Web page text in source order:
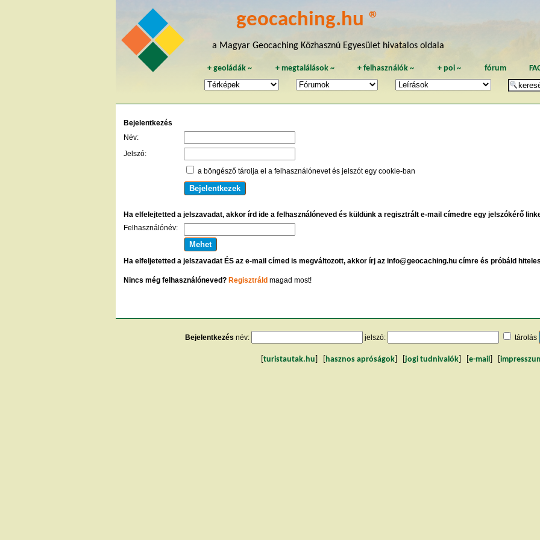
geocaching.hu ®
a Magyar Geocaching Közhasznú Egyesület hivatalos oldala
+geoládák ~ + megtalálások~ +felhasználók ~ + poi~ fórum
Bejelentkezés
Név:
Jelszó:
a böngésző tárolja el a felhasználónevet és jelszót egy cookie-ban
Ha elfelejtetted a jelszavadat, akkor írd ide a felhasználóneved és küldünk a regisztrált e-mail címedre egy jelszókérő
Felhasználónév:
Ha elfeljetetted a jelszavadat ÉS az e-mail címed is megváltozott, akkor írj az info@geocaching.hu címre és próbáld
Nincs még felhasználóneved? Regisztráld magad most!
Bejelentkezés név: jelszó: tárolás
turistautak.hu hasznos apróságok jogi tudnivalók e-mail